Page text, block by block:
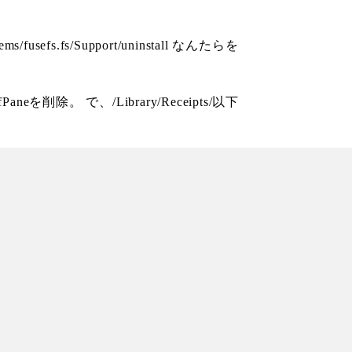
fusefs.fs/Support/uninstall なんたらを
を削除。 で、/Library/Receipts/以下